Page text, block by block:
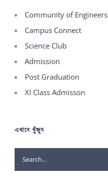
Community of Engineers
Campus Connect
Science Club
Admission
Post Graduation
XI Class Admisson
এখানে খুঁজুন
Search
for: